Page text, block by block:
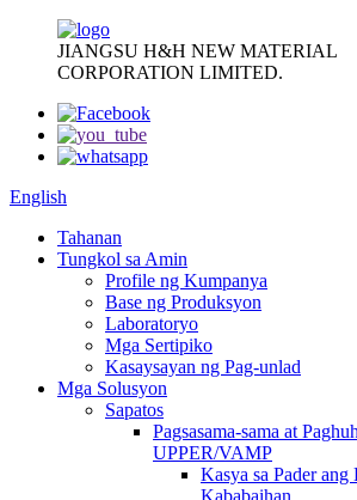
JIANGSU H&H NEW MATERIAL
CORPORATION LIMITED.
English
Tahanan
Tungkol sa Amin
Profile ng Kumpanya
Base ng Produksyon
Laboratoryo
Mga Sertipiko
Kasaysayan ng Pag-unlad
Mga Solusyon
Sapatos
Pagsasama-sama at
UPPER/VAMP
Kasya sa Pader
Kababaihan